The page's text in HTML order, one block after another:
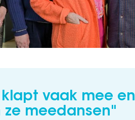
vaak mee en
ze meedansen"